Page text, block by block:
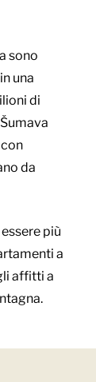
sono
una
di
da
più
a
affitti a